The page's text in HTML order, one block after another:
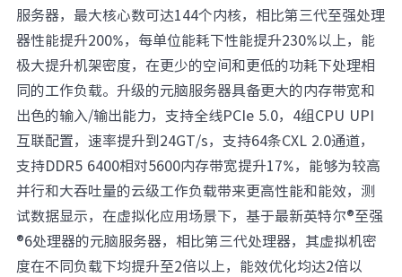
服务器，最大核心数可达144个内核，相比第三代至强处理
器性能提升200%，每单位能耗下性能提升230%以上，能
极大提升机架密度，在更少的空间和更低的功耗下处理相
同的工作负载。升级的元脑服务器具备更大的内存带宽和
出色的输入/输出能力，支持全线PCIe 5.0，4组CPU UPI
互联配置，速率提升到24GT/s，支持64条CXL 2.0通道，
支持DDR5 6400相对5600内存带宽提升17%，能够为较高
并行和大吞吐量的云级工作负载带来更高性能和能效，测
试数据显示，在虚拟化应用场景下，基于最新英特尔®至强
®6处理器的元脑服务器，相比第三代处理器，其虚拟机密
度在不同负载下均提升至2倍以上，能效优化均达2倍以